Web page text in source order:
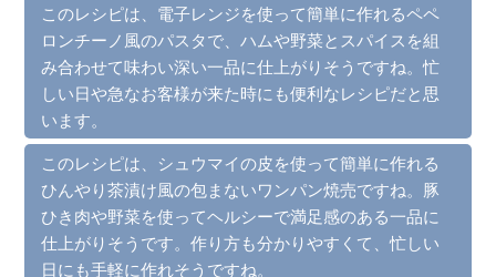
このレシピは、電子レンジを使って簡単に作れるペペ
ロンチーノ風のパスタで、ハムや野菜とスパイスを組
み合わせて味わい深い一品に仕上がりそうですね。忙
しい日や急なお客様が来た時にも便利なレシピだと思
います。
このレシピは、シュウマイの皮を使って簡単に作れる
ひんやり茶漬け風の包まないワンパン焼売ですね。豚
ひき肉や野菜を使ってヘルシーで満足感のある一品に
仕上がりそうです。作り方も分かりやすくて、忙しい
日にも手軽に作れそうですね。